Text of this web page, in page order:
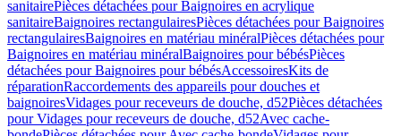
sanitairePièces détachées pour Baignoires en acrylique
sanitaireBaignoires rectangulairesPièces détachées pour Baignoires
rectangulairesBaignoires en matériau minéralPièces détachées pour
Baignoires en matériau minéralBaignoires pour bébésPièces
détachées pour Baignoires pour bébésAccessoiresKits de
réparationRaccordements des appareils pour douches et
baignoiresVidages pour receveurs de douche, d52Pièces détachées
pour Vidages pour receveurs de douche, d52Avec cache-